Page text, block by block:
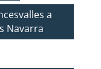
a
Navarra